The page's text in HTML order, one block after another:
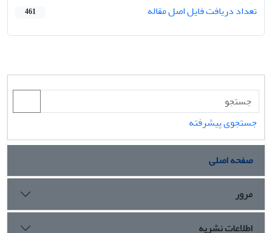
تعداد دریافت فایل اصل مقاله 461
جستجوی پیشرفته
صفحه اصلی
مرور
اطلاعات نشریه